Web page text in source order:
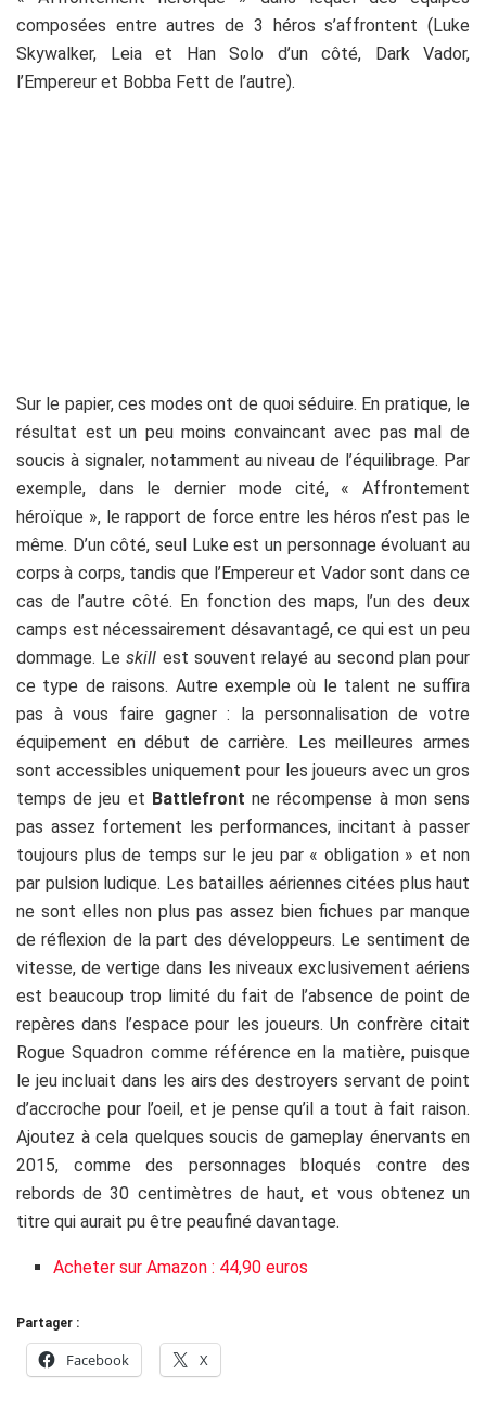
composées entre autres de 3 héros s’affrontent (Luke
Skywalker, Leia et Han Solo d’un côté, Dark Vador,
l’Empereur et Bobba Fett de l’autre).
Sur le papier, ces modes ont de quoi séduire. En pratique, le
résultat est un peu moins convaincant avec pas mal de
soucis à signaler, notamment au niveau de l’équilibrage. Par
exemple, dans le dernier mode cité, « Affrontement
héroïque », le rapport de force entre les héros n’est pas le
même. D’un côté, seul Luke est un personnage évoluant au
corps à corps, tandis que l’Empereur et Vador sont dans ce
cas de l’autre côté. En fonction des maps, l’un des deux
camps est nécessairement désavantagé, ce qui est un peu
dommage. Leskill est souvent relayé au second plan pour
ce type de raisons. Autre exemple où le talent ne suffira
pas à vous faire gagner : la personnalisation de votre
équipement en début de carrière. Les meilleures armes
sont accessibles uniquement pour les joueurs avec un gros
temps de jeu et Battlefrontne récompense à mon sens
pas assez fortement les performances, incitant à passer
toujours plus de temps sur le jeu par « obligation » et non
par pulsion ludique. Les batailles aériennes citées plus haut
ne sont elles non plus pas assez bien fichues par manque
de réflexion de la part des développeurs. Le sentiment de
vitesse, de vertige dans les niveaux exclusivement aériens
est beaucoup trop limité du fait de l’absence de point de
repères dans l’espace pour les joueurs. Un confrère citait
Rogue Squadron comme référence en la matière, puisque
le jeu incluait dans les airs des destroyers servant de point
d’accroche pour l’oeil, et je pense qu’il a tout à fait raison.
Ajoutez à cela quelques soucis de gameplay énervants en
2015, comme des personnages bloqués contre des
rebords de 30 centimètres de haut, et vous obtenez un
titre qui aurait pu être peaufiné davantage.
Acheter sur Amazon : 44,90 euros
Partager :
Facebook X